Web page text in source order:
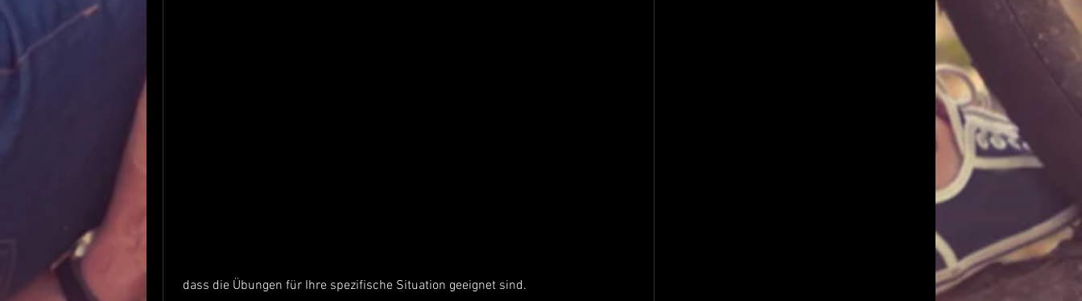
dass die Übungen für Ihre spezifische Situation geeignet sind.